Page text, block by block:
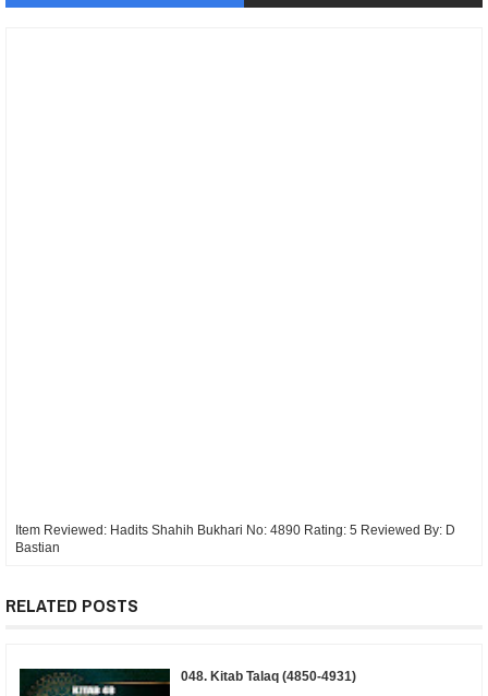
Item Reviewed: Hadits Shahih Bukhari No: 4890 Rating: 5 Reviewed By: D
Bastian
RELATED POSTS
048. Kitab Talaq (4850-4931)